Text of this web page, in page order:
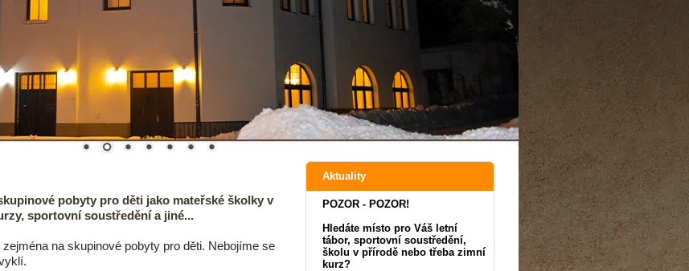
pobyty pro děti jako mateřské školky v
sportovní soustředění a jiné...
na skupinové pobyty pro děti. Nebojíme se
Aktuality
POZOR - POZOR!
Hledáte místo pro Váš letní
tábor, sportovní soustředění,
školu v přírodě nebo třeba zimní
kurz?